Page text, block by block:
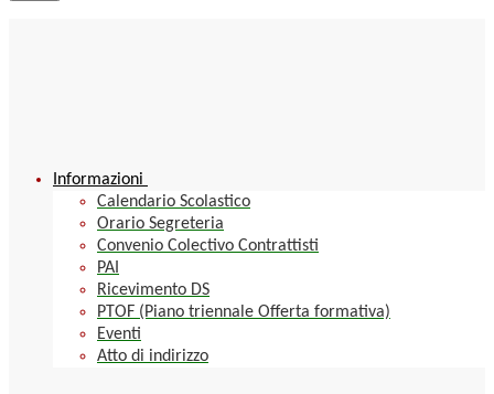
Informazioni
Calendario Scolastico
Orario Segreteria
Convenio Colectivo Contrattisti
PAI
Ricevimento DS
PTOF (Piano triennale Offerta formativa)
Eventi
Atto di indirizzo